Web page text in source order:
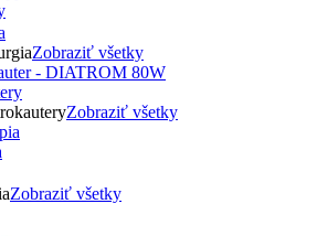
Zobraziť všetky
Zobraziť všetky
Zobraziť všetky